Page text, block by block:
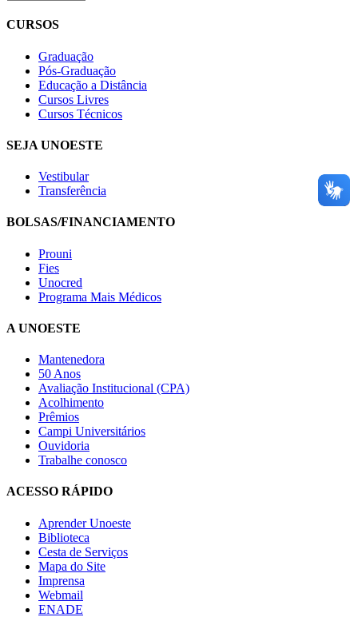
CURSOS
Graduação
Pós-Graduação
Educação a Distância
Cursos Livres
Cursos Técnicos
SEJA UNOESTE
Vestibular
Transferência
BOLSAS/FINANCIAMENTO
Prouni
Fies
Unocred
Programa Mais Médicos
A UNOESTE
Mantenedora
50 Anos
Avaliação Institucional (CPA)
Acolhimento
Prêmios
Campi Universitários
Ouvidoria
Trabalhe conosco
ACESSO RÁPIDO
Aprender Unoeste
Biblioteca
Cesta de Serviços
Mapa do Site
Imprensa
Webmail
ENADE